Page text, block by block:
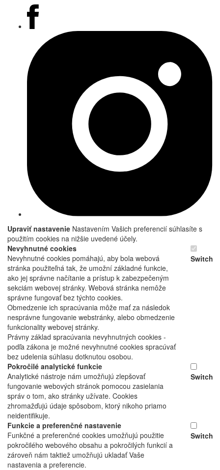
Upraviť nastavenie Nastavením Vašich preferencií súhlasíte s
použitím cookies na nižšie uvedené účely.
Nevyhnutné cookies
Nevyhnutné cookies pomáhajú, aby bola webová
stránka použiteľná tak, že umožní základné funkcie,
ako jej správne načítanie a prístup k zabezpečeným
sekciám webovej stránky. Webová stránka nemôže
správne fungovať bez týchto cookies.
Obmedzenie ich spracúvania môže mať za následok
nesprávne fungovanie webstránky, alebo obmedzenie
funkcionality webovej stránky.
Právny základ spracúvania nevyhnutných cookies -
podľa zákona je možné nevyhnutné cookies spracúvať
bez udelenia súhlasu dotknutou osobou.
Switch
Pokročilé analytické funkcie
Analytické nástroje nám umožňujú zlepšovať
fungovanie webových stránok pomocou zasielania
správ o tom, ako stránky užívate. Cookies
zhromažďujú údaje spôsobom, ktorý nikoho priamo
neidentifikuje.
Switch
Funkcie a preferenčné nastavenie
Funkčné a preferenčné cookies umožňujú použitie
pokročilého webového obsahu a pokročilých funkcií a
zároveň nám taktiež umožňujú ukladať Vaše
nastavenia a preferencie.
Switch